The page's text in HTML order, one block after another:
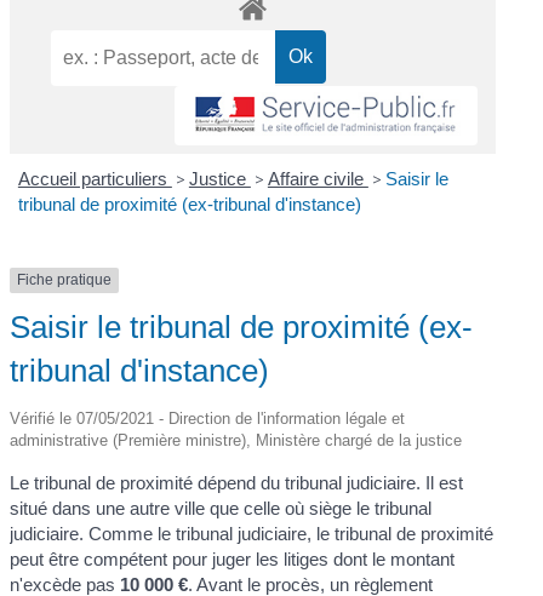
Accueil particuliers > Justice > Affaire civile > Saisir le
tribunal de proximité (ex-tribunal d'instance)
Fiche pratique
Saisir le tribunal de proximité (ex-
tribunal d'instance)
Vérifié le 07/05/2021 - Direction de l'information légale et
administrative (Première ministre), Ministère chargé de la justice
Le tribunal de proximité dépend du tribunal judiciaire. Il est
situé dans une autre ville que celle où siège le tribunal
judiciaire. Comme le tribunal judiciaire, le tribunal de proximité
peut être compétent pour juger les litiges dont le montant
n'excède pas 10 000 €. Avant le procès, un règlement